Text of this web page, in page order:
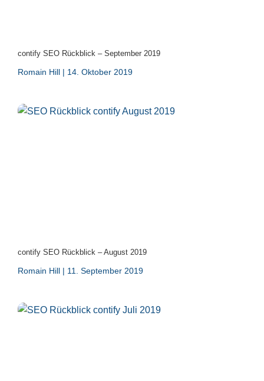
contify SEO Rückblick – September 2019
Romain Hill 14. Oktober 2019
contify SEO Rückblick – August 2019
Romain Hill 11. September 2019